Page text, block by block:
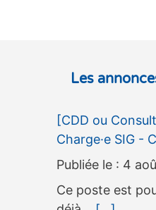
Les
[CDD ou
Charge·e SIG -
4
Ce poste est